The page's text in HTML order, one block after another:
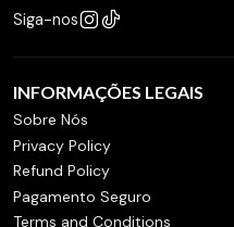
Siga-nos
INFORMAÇÕES LEGAIS
Sobre Nós
Privacy Policy
Refund Policy
Pagamento Seguro
Terms and Conditions